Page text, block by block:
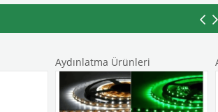
Aydınlatma Ürünleri Aydınlatma